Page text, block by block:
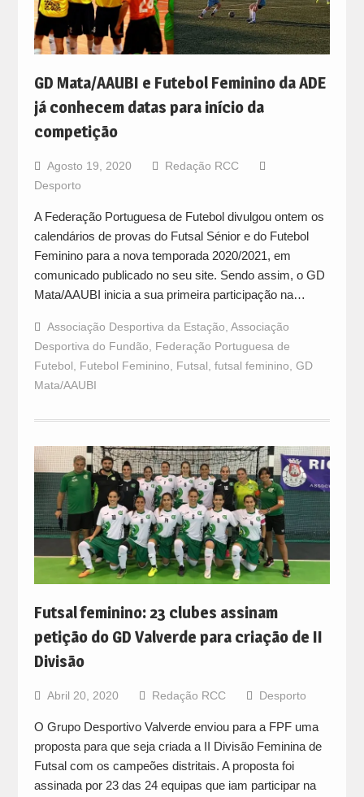
GD Mata/AAUBI e Futebol Feminino da ADE
já conhecem datas para início da
competição
Agosto 19, 2020
Redação RCC
Desporto
A Federação Portuguesa de Futebol divulgou ontem os
calendários de provas do Futsal Sénior e do Futebol
Feminino para a nova temporada 2020/2021, em
comunicado publicado no seu site. Sendo assim, o GD
Mata/AAUBI inicia a sua primeira participação na…
Associação Desportiva da Estação Associação
Desportiva do Fundão
Federação Portuguesa de
Futebol
Futebol Feminino Futsal futsal feminino GD
Mata/AAUBI
Futsal feminino: 23 clubes assinam
petição do GD Valverde para criação de II
Divisão
Abril 20, 2020 Redação RCC Desporto
O Grupo Desportivo Valverde enviou para a FPF uma
proposta para que seja criada a II Divisão Feminina de
Futsal com os campeões distritais. A proposta foi
assinada por 23 das 24 equipas que iam participar na